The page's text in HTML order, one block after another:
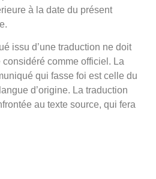
à la date du présent
issu d’une traduction ne doit
considéré comme officiel. La
qui fasse foi est celle du
d’origine. La traduction
au texte source, qui fera